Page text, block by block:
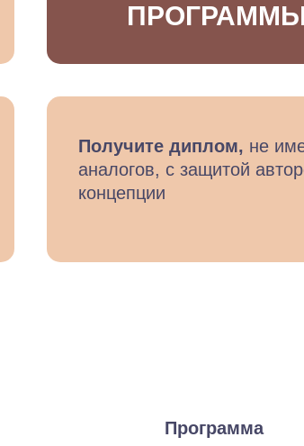
Получите диплом, не
аналогов, с защитой
концепции
Программа